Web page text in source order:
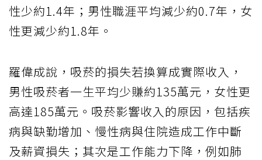
性少約1.4年；男性職涯平均減少約0.7年，女
性更減少約1.8年。
羅偉成說，吸菸的損失若換算成實際收入，
男性吸菸者一生平均少賺約135萬元，女性更
高達185萬元。吸菸影響收入的原因，包括疾
病與缺勤增加、慢性病與住院造成工作中斷
及薪資損失；其次是工作能力下降，例如肺